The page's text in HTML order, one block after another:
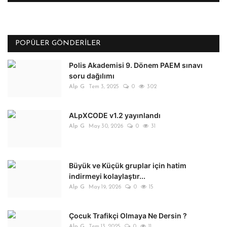
POPÜLER GÖNDERILER
Polis Akademisi 9. Dönem PAEM sınavı
soru dağılımı
Alp G Tem 3, 2025 0 302
ALpXCODE v1.2 yayınlandı
Alp G May 30, 2026 0 31
Büyük ve Küçük gruplar için hatim
indirmeyi kolaylaştır...
Alp G May 19, 2026 0 15
Çocuk Trafikçi Olmaya Ne Dersin ?